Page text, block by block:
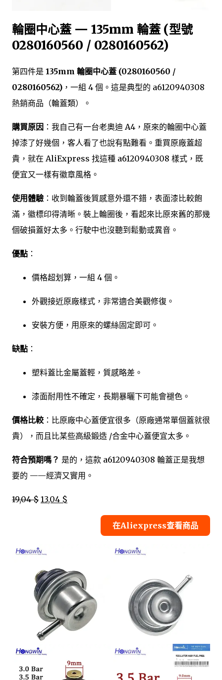
輪圈中心蓋 — 135mm 輪蓋 (型號
0280160560 / 0280160562)
第四件是 135mm 輪圈中心蓋 (0280160560 /
0280160562) ，一組 4 個。這是典型的 a6120940308
熱銷商品（輪蓋類）。
購買原因 ：我自己有一台老奧迪 A4，原來的輪圈中心蓋
掉漆了好幾個，客人看了也說有點難看。重買原廠蓋超
貴，就在 AliExpress 找這種 a6120940308 樣式，既
便宜又一樣有徽章風格。
使用體驗 ：收到輪蓋後質感意外還不錯，表面漆比較飽
滿，徽標印得清晰。裝上輪圈後，看起來比原來舊的那幾
個破損蓋好太多。行駛中也沒聽到鬆動或異音。
優點 ：
價格超划算，一組 4 個。
外觀接近原廠樣式，非常適合美觀修復。
安裝方便，用原來的螺絲固定即可。
缺點 ：
塑料蓋比金屬蓋輕，質感略差。
漆面耐用性不確定，長期暴曬下可能會褪色。
價格比較 ：比原廠中心蓋便宜很多（原廠通常單個蓋就很
貴），而且比某些高級鍛造 /合金中心蓋便宜太多。
符合預期嗎？ 是的，這款 a6120940308 輪蓋正是我想
要的 ——經濟又實用。
19,04 $ 13,04 $
在Aliexpress查看商品